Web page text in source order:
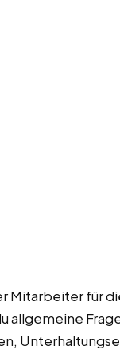
Mitarbeiter für
allgemeine